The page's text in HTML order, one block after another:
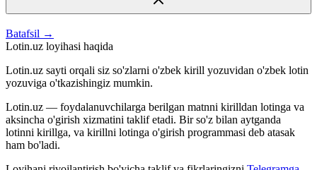
Batafsil →
Lotin.uz loyihasi haqida
Lotin.uz sayti orqali siz so'zlarni o'zbek kirill yozuvidan o'zbek lotin
yozuviga o'tkazishingiz mumkin.
Lotin.uz — foydalanuvchilarga berilgan matnni kirilldan lotinga va
aksincha o'girish xizmatini taklif etadi. Bir so'z bilan aytganda
lotinni kirillga, va kirillni lotinga o'girish programmasi deb atasak
ham bo'ladi.